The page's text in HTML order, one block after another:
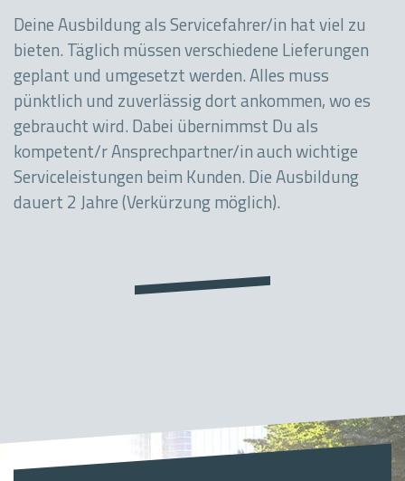
Deine Ausbildung als Servicefahrer/in hat viel zu
bieten. Täglich müssen verschiedene Lieferungen
geplant und umgesetzt werden. Alles muss
pünktlich und zuverlässig dort ankommen, wo es
gebraucht wird. Dabei übernimmst Du als
kompetent/r Ansprechpartner/in auch wichtige
Serviceleistungen beim Kunden. Die Ausbildung
dauert 2 Jahre (Verkürzung möglich).